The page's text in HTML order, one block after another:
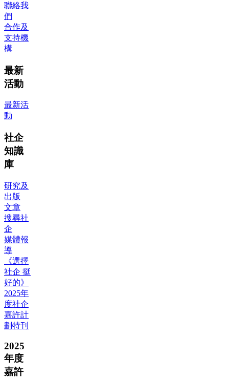
聯絡我
們
合作及
支持機
構
最新
活動
最新活
動
社企
知識
庫
研究及
出版
文章
搜尋社
企
媒體報
導
《選擇
社企 挺
好的》
2025年
度社企
嘉許計
劃特刊
2025
年度
嘉許